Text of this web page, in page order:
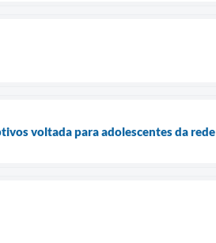
voltada para adolescentes da rede